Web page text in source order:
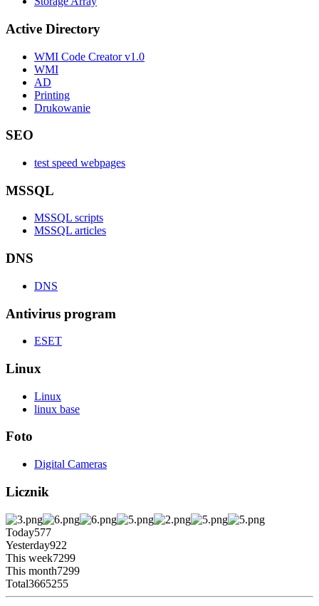
Active Directory
WMI Code Creator v1.0
WMI
AD
Printing
Drukowanie
SEO
test speed webpages
MSSQL
MSSQL scripts
MSSQL articles
DNS
DNS
Antivirus program
ESET
Linux
Linux
linux base
Foto
Digital Cameras
Licznik
Today577
Yesterday922
This week7299
This month7299
Total3665255